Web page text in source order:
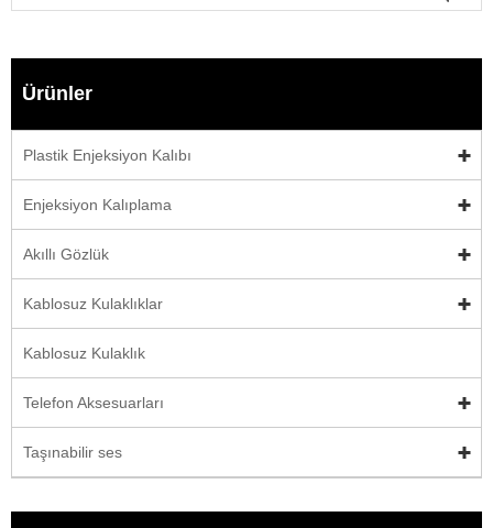
Ürünler
Plastik Enjeksiyon Kalıbı
Enjeksiyon Kalıplama
Akıllı Gözlük
Kablosuz Kulaklıklar
Kablosuz Kulaklık
Telefon Aksesuarları
Taşınabilir ses